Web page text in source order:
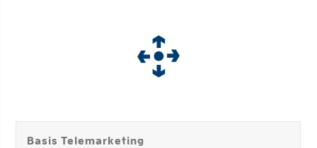
BasisTelemarketing